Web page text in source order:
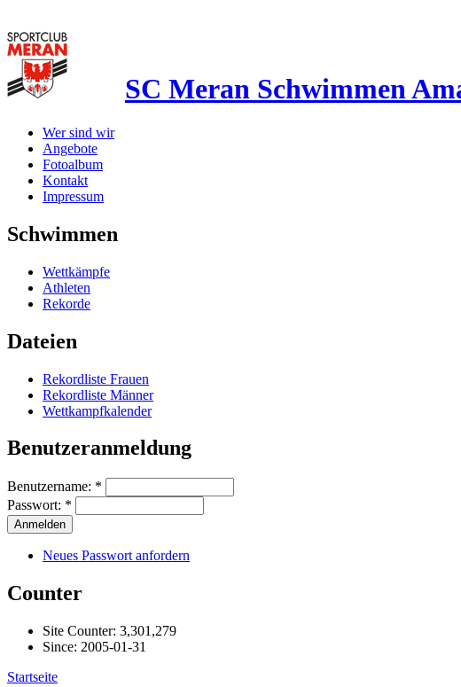
SC Meran Schwimmen
Wer sind wir
Angebote
Fotoalbum
Kontakt
Impressum
Schwimmen
Wettkämpfe
Athleten
Rekorde
Dateien
Rekordliste Frauen
Rekordliste Männer
Wettkampfkalender
Benutzeranmeldung
Benutzername: *
Passwort: *
Neues Passwort anfordern
Counter
Site Counter: 3,301,279
Since: 2005-01-31
Startseite